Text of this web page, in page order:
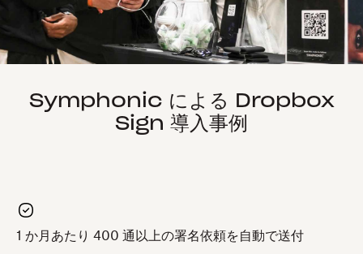
Symphonic による Dropbox
Sign 導入事例
1 か月あたり 400 通以上の署名依頼を自動で送付